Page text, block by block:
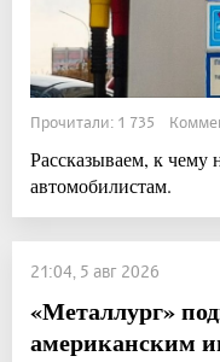
Прочитали: 1 735
Рассказываем, к
автомобилистам.
21:04, 5 авг 2026
«Металлург»
американским